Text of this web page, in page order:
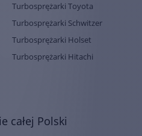
Turbosprężarki Toyota
Turbosprężarki Schwitzer
Turbosprężarki Holset
Turbosprężarki Hitachi
całej Polski